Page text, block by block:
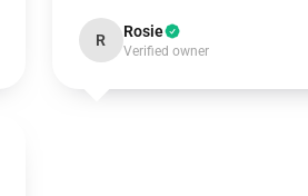
R Rosie
Verified owner